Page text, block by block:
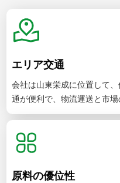
エリア交通
会社は山東栄成に位置して
通が便利で、物流運送と市
原料の優位性